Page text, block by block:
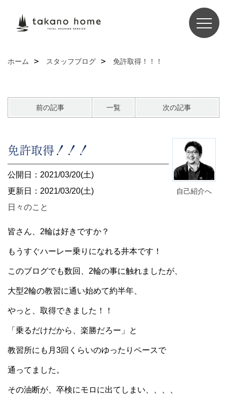
ホーム スタッフブログ 免許取得！！！
前の記事 一覧 次の記事
自己紹介へ
免許取得！！！
公開日：2021/03/20(土)
更新日：2021/03/20(土)
日々のこと
皆さん、2輪は好きですか？
もうすぐハーレー乗りになれる井本です！
このブログでも数回、2輪の事に触れましたが、
大型2輪の教習に通い始めて約半年、
やっと、取得できました！！
「乗るだけだから、楽勝だろー」と
教習所にも月3回くらいのゆったりペースで
通ってました。
その油断が、卒検にモロに出てしまい、、、、